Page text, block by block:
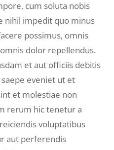
cum soluta nobis
nihil impedit quo minus
possimus, omnis
dolor repellendus.
et aut officiis debitis
eveniet ut et
et molestiae non
rerum hic tenetur a
voluptatibus
aut perferendis